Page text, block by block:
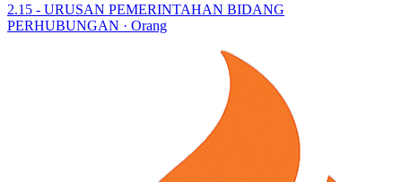
2.15 - URUSAN PEMERINTAHAN BIDANG
PERHUBUNGAN · Orang